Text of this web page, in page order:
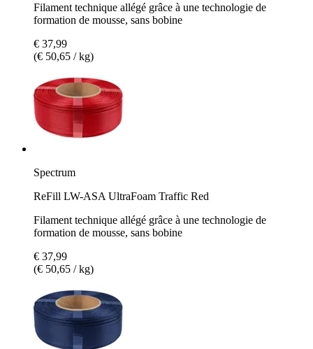
Filament technique allégé grâce à une technologie de
formation de mousse, sans bobine
€ 37,99
(€ 50,65 / kg)
Spectrum
ReFill LW-ASA UltraFoam Traffic Red
Filament technique allégé grâce à une technologie de
formation de mousse, sans bobine
€ 37,99
(€ 50,65 / kg)